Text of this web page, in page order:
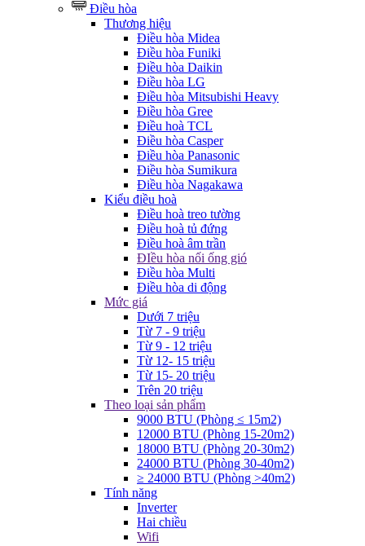
Điều hòa
Thương hiệu
Điều hòa Midea
Điều hòa Funiki
Điều hòa Daikin
Điều hòa LG
Điều hòa Mitsubishi Heavy
Điều hòa Gree
Điều hoà TCL
Điều hòa Casper
Điều hòa Panasonic
Điều hòa Sumikura
Điều hòa Nagakawa
Kiểu điều hoà
Điều hoà treo tường
Điều hoà tủ đứng
Điều hoà âm trần
ĐIều hòa nối ống gió
Điều hòa Multi
Điều hòa di động
Mức giá
Dưới 7 triệu
Từ 7 - 9 triệu
Từ 9 - 12 triệu
Từ 12- 15 triệu
Từ 15- 20 triệu
Trên 20 triệu
Theo loại sản phẩm
9000 BTU (Phòng ≤ 15m2)
12000 BTU (Phòng 15-20m2)
18000 BTU (Phòng 20-30m2)
24000 BTU (Phòng 30-40m2)
≥ 24000 BTU (Phòng >40m2)
Tính năng
Inverter
Hai chiều
Wifi